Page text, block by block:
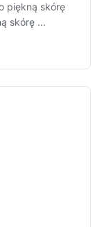
piękną skórę
skórę ...